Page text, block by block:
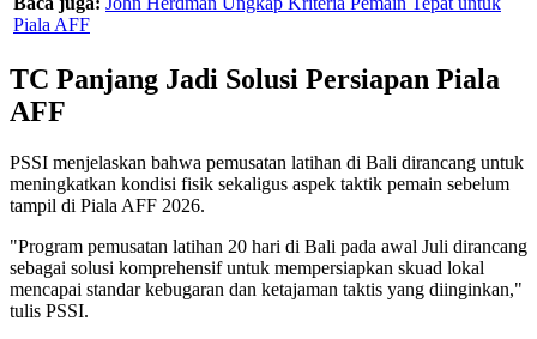
Piala AFF
TC Panjang Jadi Solusi Persiapan Piala
AFF
PSSI menjelaskan bahwa pemusatan latihan di Bali dirancang untuk
meningkatkan kondisi fisik sekaligus aspek taktik pemain sebelum
tampil di Piala AFF 2026.
"Program pemusatan latihan 20 hari di Bali pada awal Juli dirancang
sebagai solusi komprehensif untuk mempersiapkan skuad lokal
mencapai standar kebugaran dan ketajaman taktis yang diinginkan,"
tulis PSSI.